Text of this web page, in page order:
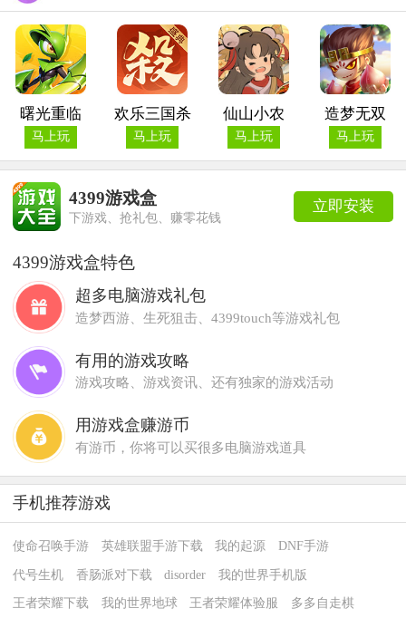
曙光重临
马上玩
欢乐三国杀
马上玩
仙山小农
马上玩
造梦无双
马上玩
立即安装
4399游戏盒
下游戏、抢礼包、赚零花钱
4399游戏盒特色
超多电脑游戏礼包
造梦西游、生死狙击、4399touch等游戏礼包
有用的游戏攻略
游戏攻略、游戏资讯、还有独家的游戏活动
用游戏盒赚游币
有游币，你将可以买很多电脑游戏道具
手机推荐游戏
使命召唤手游 英雄联盟手游下载 我的起源 DNF手游
代号生机 香肠派对下载 disorder 我的世界手机版
王者荣耀下载 我的世界地球 王者荣耀体验服 多多自走棋